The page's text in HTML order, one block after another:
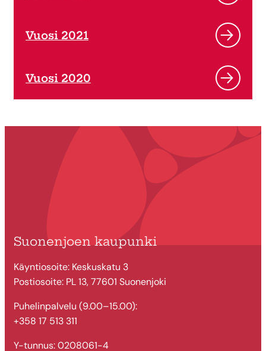
Vuosi 2021
Vuosi 2020
Suonenjoen kaupunki
Käyntiosoite: Keskuskatu 3
Postiosoite: PL 13, 77601 Suonenjoki
Puhelinpalvelu (9.00–15.00):
+358 17 513 311
Y-tunnus: 0208061-4